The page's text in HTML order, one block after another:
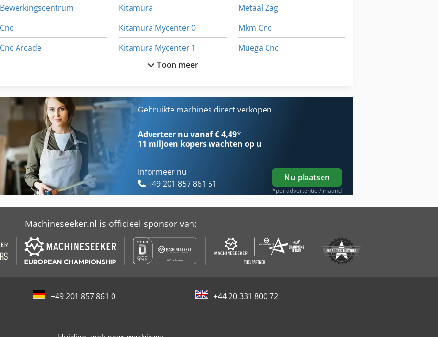
Bewerkingscentrum
Cnc
Cnc Arcade
Gereedschap Voreinstellgeraet
Kitamura
Kitamura Mycenter 0
Kitamura Mycenter 1
Kitamura Mycenter Zero
Makino
Metaal Zag
Mkm Cnc
Muega Cnc
Toon meer
Gebruikte machines direct verkopen
Adverteer nu vanaf € 4,49*
11 miljoen koperswachten op u
Informeer nu
+49 201 857 861 51
Nu plaatsen
*per advertentie / maand
Machineseeker.nl is officieel sponsor van:
+49 201 857 861 0
+44 20 331 800 72